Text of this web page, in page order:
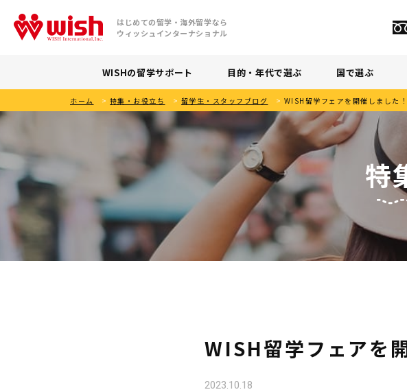
はじめての留学・海外留学なら
ウィッシュインターナショナル
WISHの留学サポート 目的・年代で選ぶ 国で選ぶ
ホーム > 特集・お役立ち > 留学生・スタッフブログ > WISH留学フェアを開催しました！
特
WISH留学フェアを
2023.10.18